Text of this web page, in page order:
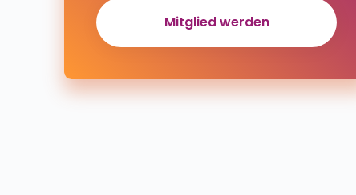
Mitglied werden